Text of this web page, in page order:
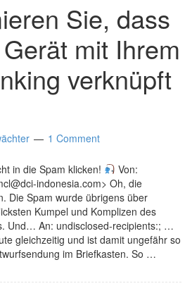
Sie, dass
mit Ihrem
verknüpft
1 Comment
in die Spam klicken!
Von:
indonesia.com> Oh, die
Die Spam wurde übrigens über
Kumpel und Komplizen des
Und… An: undisclosed-recipients:; …
gleichzeitig und ist damit ungefähr so
im Briefkasten. So …